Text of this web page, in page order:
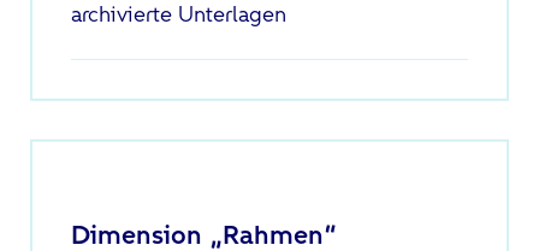
archivierte Unterlagen
Dimension „Rahmen“